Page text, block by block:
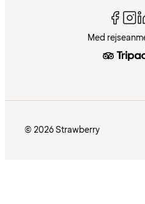
Med
© 2026 Strawberry